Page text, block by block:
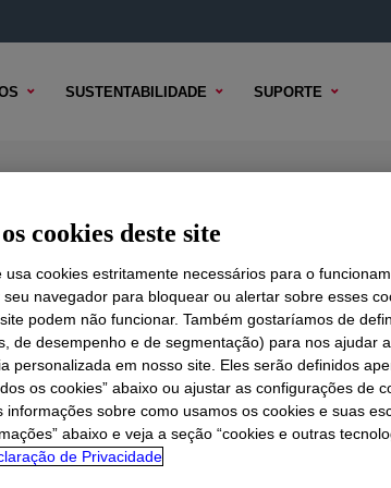
SUSTENTABILIDADE SUPORTE
TÉCNICO OPÇÕES DE AMOSTRA OPÇÕES DE
cookies deste site
usa cookies estritamente necessários para o
navegador para bloquear ou alertar sobre esses
podem não funcionar. Também gostaríamos de
de desempenho e de segmentação) para nos ajudar
personalizada em nosso site. Eles serão definidos
os cookies” abaixo ou ajustar as configurações de
informações sobre como usamos os cookies e suas
abaixo e veja a seção “cookies e outras
de Privacidade